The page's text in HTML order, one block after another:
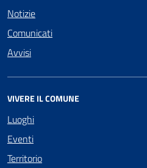
Notizie
Comunicati
Avvisi
VIVERE IL COMUNE
Luoghi
Eventi
Territorio